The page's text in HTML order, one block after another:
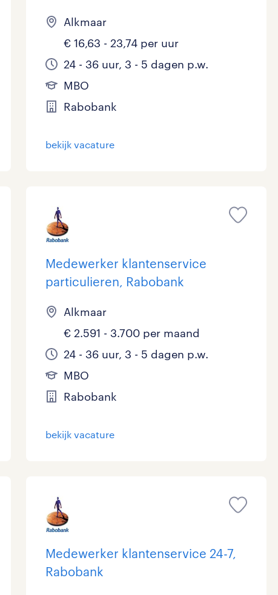
Alkmaar
€ 16,63 - 23,74 per uur
24 - 36 uur, 3 - 5 dagen p.w.
MBO
Rabobank
bekijk vacature
Medewerker klantenservice
particulieren, Rabobank
Alkmaar
€ 2.591 - 3.700 per maand
24 - 36 uur, 3 - 5 dagen p.w.
MBO
Rabobank
bekijk vacature
Medewerker klantenservice 24-7,
Rabobank